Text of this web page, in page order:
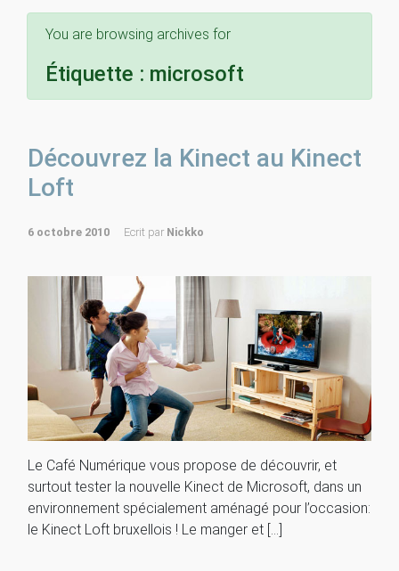
You are browsing archives for
Étiquette : microsoft
Découvrez la Kinect au Kinect
Loft
6 octobre 2010 Ecrit par Nickko
Le Café Numérique vous propose de découvrir, et
surtout tester la nouvelle Kinect de Microsoft, dans un
environnement spécialement aménagé pour l’occasion:
le Kinect Loft bruxellois ! Le manger et […]